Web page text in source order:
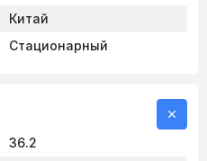
Китай
Стационарный
36.2